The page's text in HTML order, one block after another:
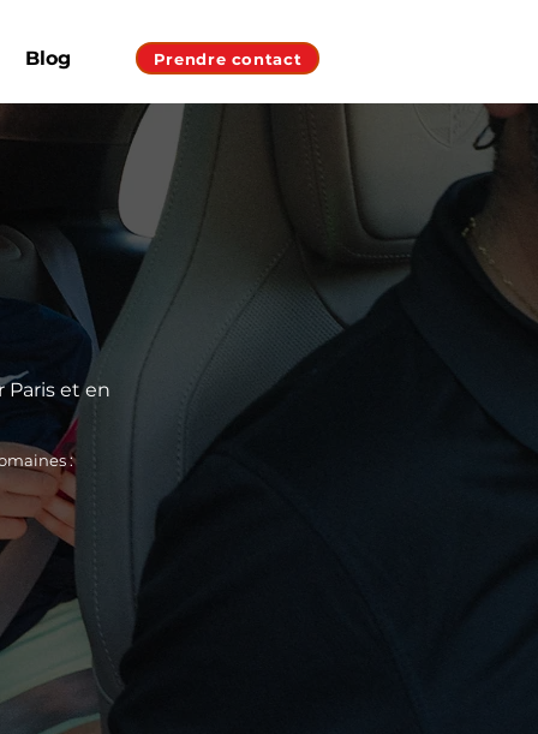
Blog Prendre contact
Paris et en
: